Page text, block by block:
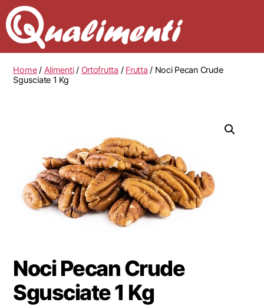
Home/ Alimenti/ Ortofrutta / Frutta / Noci Pecan Crude
Sgusciate 1 Kg
Noci Pecan Crude
Sgusciate 1 Kg